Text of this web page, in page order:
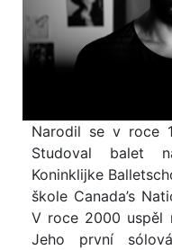
Narodil se v roce
Studoval balet
Koninklijke
škole Canada’s
V roce 2000 uspěl
Jeho první